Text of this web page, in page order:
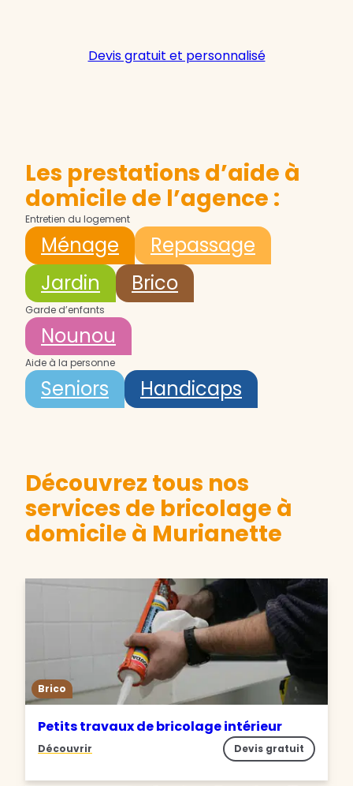
Devis gratuit et personnalisé
Les prestations d’aide à
domicile de l’agence :
Entretien du logement
Ménage
Repassage
Jardin
Brico
Garde d’enfants
Nounou
Aide à la personne
Seniors Handicaps
Découvrez tous nos
services de bricolage à
domicile à Murianette
Brico
Petits travaux de bricolage intérieur
Découvrir Devis gratuit